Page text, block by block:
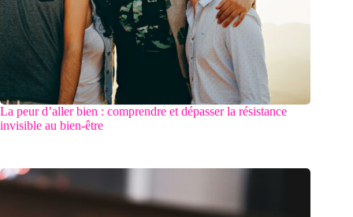
La peur d’aller bien : comprendre et dépasser la résistance
invisible au bien-être